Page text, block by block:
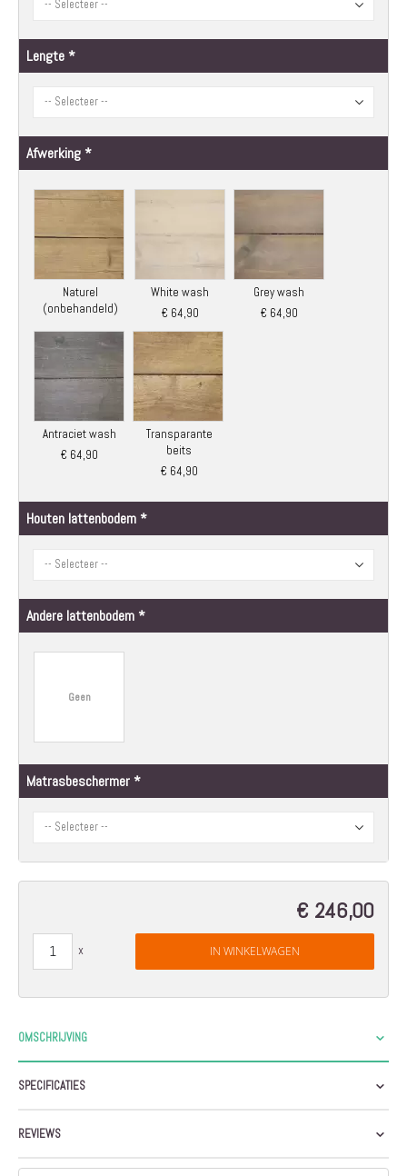
Lengte
Afwerking
Naturel
(onbehandeld)
White wash
€ 64,90
Grey wash
€ 64,90
Antraciet wash
€ 64,90
Transparante
beits
€ 64,90
Houten lattenbodem
Andere lattenbodem
Geen
Matrasbeschermer
€ 246,00
IN WINKELWAGEN
OMSCHRIJVING
SPECIFICATIES
REVIEWS